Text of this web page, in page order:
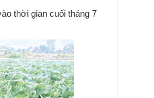
thời gian cuối tháng 7